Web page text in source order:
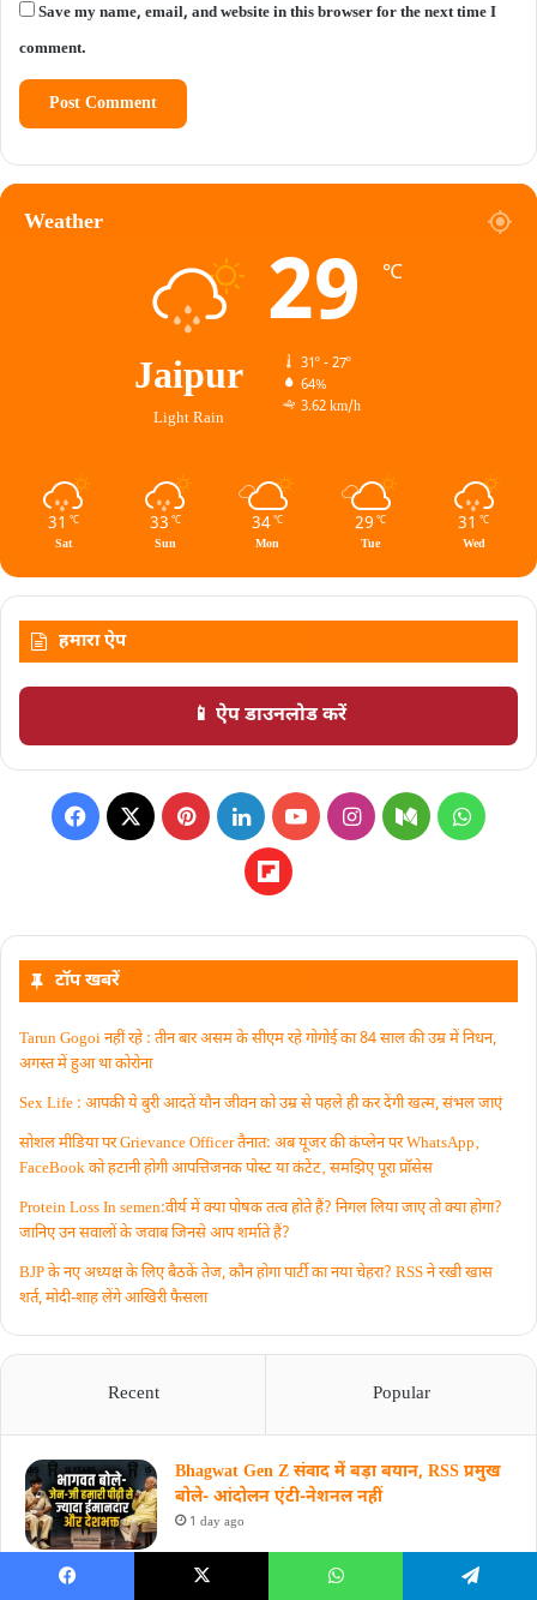
Save my name, email, and website in this browser for the next time I
comment.
Weather
Jaipur
Light Rain
29 ℃
31º - 27º
64%
3.62 km/h
31 ℃
Sat
33 ℃
Sun
34 ℃
Mon
29 ℃
Tue
31 ℃
Wed
हमारा ऐप
📱 ऐप डाउनलोड करें
टॉप खबरें
Tarun Gogoi नहीं रहे : तीन बार असम के सीएम रहे गोगोई का 84 साल की उम्र में निधन,
अगस्त में हुआ था कोरोना
Sex Life : आपकी ये बुरी आदतें याैन जीवन को उम्र से पहले ही कर देंगी खत्म, संभल जाएं
सोशल मीडिया पर Grievance Officer तैनात: अब यूजर की कंप्लेन पर WhatsApp‚
FaceBook को हटानी होगी आपत्तिजनक पोस्ट या कंटेंट‚ समझिए पूरा प्रॉसेस
Protein Loss In semen:वीर्य में क्या पोषक तत्व होते हैं? निगल लिया जाए तो क्या होगा?
जानिए उन सवालों के जवाब जिनसे आप शर्माते हैं?
BJP के नए अध्यक्ष के लिए बैठकें तेज, कौन होगा पार्टी का नया चेहरा? RSS ने रखी खास
शर्त, मोदी-शाह लेंगे आखिरी फैसला
Recent Popular
Bhagwat Gen Z संवाद में बड़ा बयान, RSS प्रमुख
बोले- आंदोलन एंटी-नेशनल नहीं
1 day ago
सावन में जलाभिषेक ही नहीं, इन कथाओं से समझें